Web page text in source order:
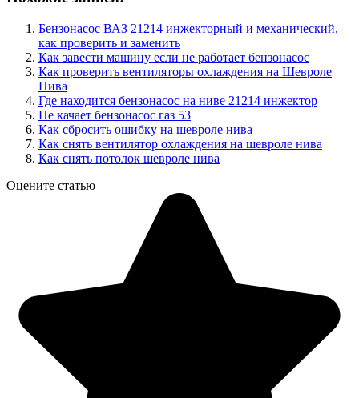
Бензонасос ВАЗ 21214 инжекторный и механический,
как проверить и заменить
Как завести машину если не работает бензонасос
Как проверить вентиляторы охлаждения на Шевроле
Нива
Где находится бензонасос на ниве 21214 инжектор
Не качает бензонасос газ 53
Как сбросить ошибку на шевроле нива
Как снять вентилятор охлаждения на шевроле нива
Как снять потолок шевроле нива
Оцените статью